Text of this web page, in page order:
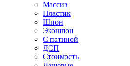
Массив
Пластик
Шпон
Экошпон
С патиной
ДСП
Стоимость